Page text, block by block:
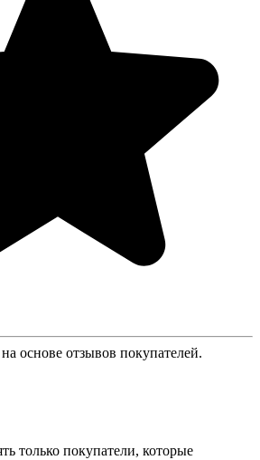
основе отзывов покупателей.
только покупатели, которые